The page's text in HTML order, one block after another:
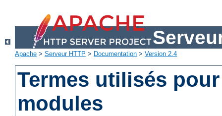
Apache > Serveur HTTP > Documentation > Version 2.4
Termes utilisés
modules